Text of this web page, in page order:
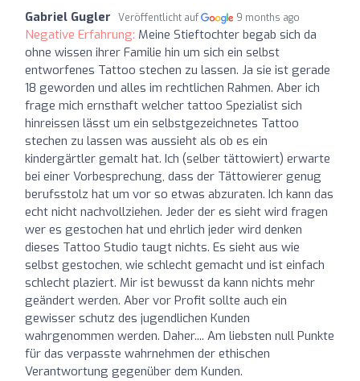
Gabriel Gugler Veröffentlicht auf 9 months ago
Negative Erfahrung: Meine Stieftochter begab sich da
ohne wissen ihrer Familie hin um sich ein selbst
entworfenes Tattoo stechen zu lassen. Ja sie ist gerade
18 geworden und alles im rechtlichen Rahmen. Aber ich
frage mich ernsthaft welcher tattoo Spezialist sich
hinreissen lässt um ein selbstgezeichnetes Tattoo
stechen zu lassen was aussieht als ob es ein
kindergärtler gemalt hat. Ich (selber tättowiert) erwarte
bei einer Vorbesprechung, dass der Tättowierer genug
berufsstolz hat um vor so etwas abzuraten. Ich kann das
echt nicht nachvollziehen. Jeder der es sieht wird fragen
wer es gestochen hat und ehrlich jeder wird denken
dieses Tattoo Studio taugt nichts. Es sieht aus wie
selbst gestochen, wie schlecht gemacht und ist einfach
schlecht plaziert. Mir ist bewusst da kann nichts mehr
geändert werden. Aber vor Profit sollte auch ein
gewisser schutz des jugendlichen Kunden
wahrgenommen werden. Daher.... Am liebsten null Punkte
für das verpasste wahrnehmen der ethischen
Verantwortung gegenüber dem Kunden.